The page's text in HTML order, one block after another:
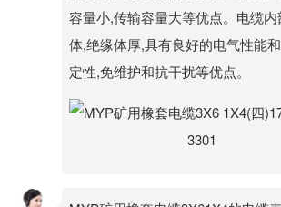
容量小,传输容量大等优点。电缆内
体,绝缘体厚,具有良好的电气性能
定性,免维护和抗干扰等优点。